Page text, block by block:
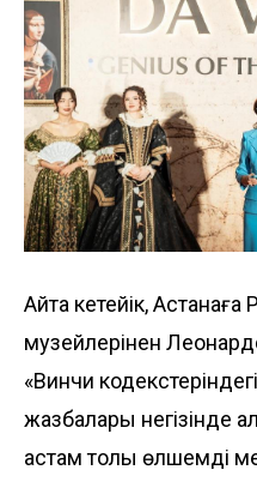
Айта кетейік,
музейлерінен
«Винчи
жазбалары негізінде
астам толық өлшемді